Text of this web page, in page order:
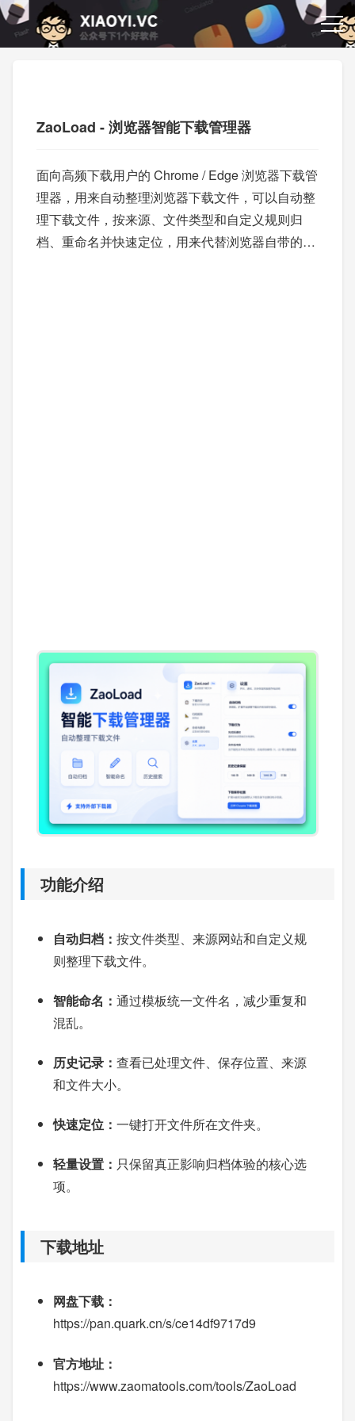
ZaoLoad - 浏览器智能下载管理器
面向高频下载用户的 Chrome / Edge 浏览器下载管
理器，用来自动整理浏览器下载文件，可以自动整
理下载文件，按来源、文件类型和自定义规则归
档、重命名并快速定位，用来代替浏览器自带的下
功能介绍
自动归档： 按文件类型、来源网站和自定义规
则整理下载文件。
智能命名： 通过模板统一文件名，减少重复和
混乱。
历史记录： 查看已处理文件、保存位置、来源
和文件大小。
快速定位： 一键打开文件所在文件夹。
轻量设置： 只保留真正影响归档体验的核心选
项。
下载地址
网盘下载：
https://pan.quark.cn/s/ce14df9717d9
官方地址：
https://www.zaomatools.com/tools/ZaoLoad